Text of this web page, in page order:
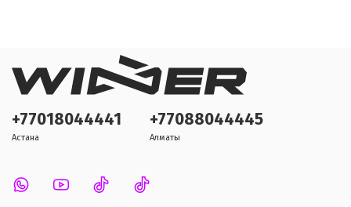
+77018044441
Астана
+77088044445
Алматы